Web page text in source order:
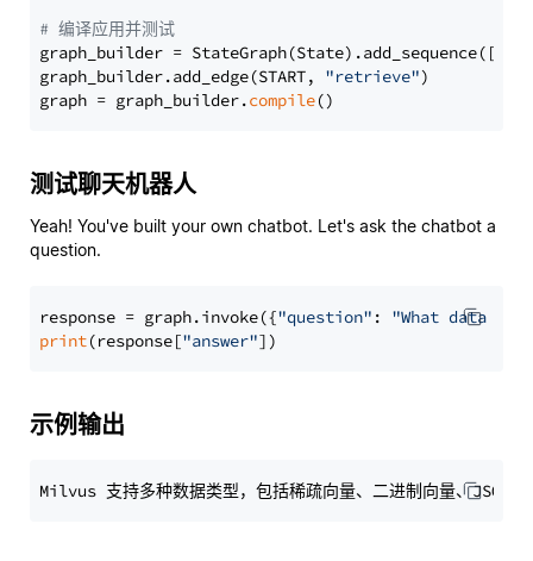
# 编译应用并测试
graph_builder =
graph_builder.add_edge(START, "retrieve")
graph = graph_builder.compile
测试聊天机器人
Yeah! You've built your own chatbot. Let's ask the chatbot a
question.
response = graph.invoke({"question" : "What data
print(response["answer"
示例输出